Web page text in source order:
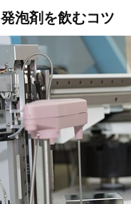
発泡剤を飲むコツ